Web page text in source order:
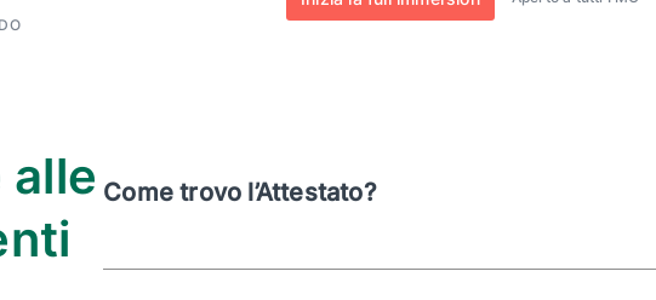
alle Come trovo l’Attestato?